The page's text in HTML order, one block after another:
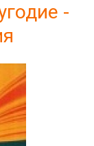
-